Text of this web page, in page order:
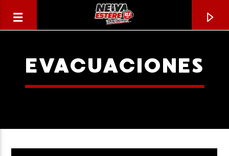
EVACUACIONES